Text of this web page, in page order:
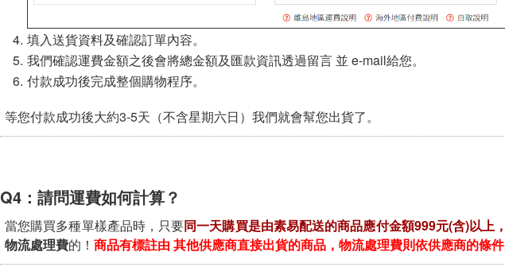
填入送貨資料及確認訂單內容。
我們確認運費金額之後會將總金額及匯款資訊透過留言 並 e-mail給您。
付款成功後完成整個購物程序。
等您付款成功後大約3-5天（不含星期六日）我們就會幫您出貨了。
Q4： 請問運費如何計算？
當您購買多種單樣產品時，只要同一天購買是由素易配送的商品應付金額999元(含)以上
物流處理費的！ 商品有標註由 其他供應商直接出貨的商品，物流處理費則依供應商的條件